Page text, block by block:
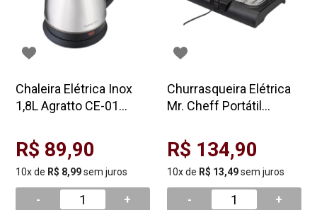
Chaleira Elétrica Inox
1,8L Agratto CE-01
R$ 89,90
10x de R$ 8,99sem juros
- +
Churrasqueira Elétrica
Mr. Cheff Portátil
R$ 134,90
10x de R$ 13,49sem juros
- +